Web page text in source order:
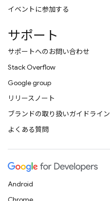
イベントに参加する
サポート
サポートへのお問い合わせ
Stack Overflow
Google group
リリースノート
ブランドの取り扱いガイドライン
よくある質問
Android